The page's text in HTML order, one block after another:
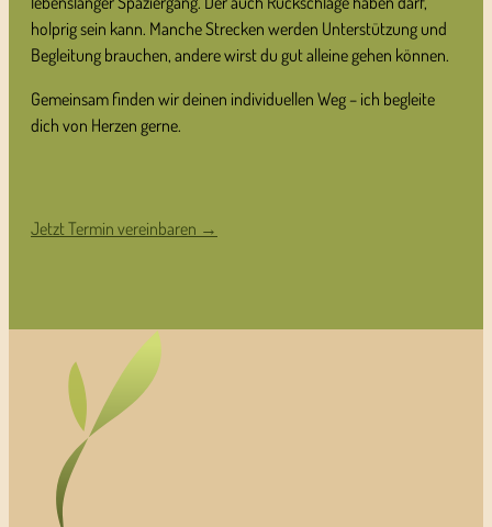
holprig sein kann. Manche Strecken werden Unterstützung und
Begleitung brauchen, andere wirst du gut alleine gehen können.
Gemeinsam finden wir deinen individuellen Weg – ich begleite
dich von Herzen gerne.
Jetzt Termin vereinbaren →